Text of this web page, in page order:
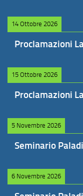
14 Ottobre 2026
Proclamazioni
15 Ottobre 2026
Proclamazioni
5 Novembre 2026
Seminario
6 Novembre 2026